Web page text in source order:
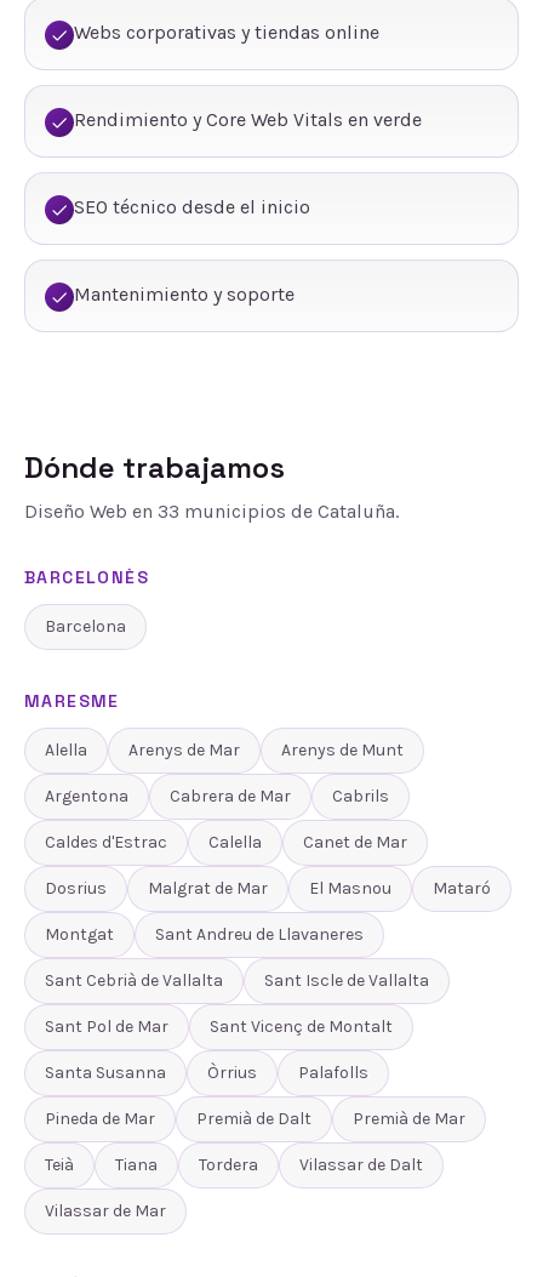
Webs corporativas y tiendas online
Rendimiento y Core Web Vitals en verde
SEO técnico desde el inicio
Mantenimiento y soporte
Dónde trabajamos
Diseño Web en 33 municipios de Cataluña.
BARCELONÈS
Barcelona
MARESME
Alella Arenys de Mar Arenys de Munt
Argentona Cabrera de Mar Cabrils
Caldes d'Estrac Calella Canet de Mar
Dosrius Malgrat de Mar El Masnou Mataró
Montgat Sant Andreu de Llavaneres
Sant Cebrià de Vallalta Sant Iscle de Vallalta
Sant Pol de Mar Sant Vicenç de Montalt
Santa Susanna Òrrius Palafolls
Pineda de Mar Premià de Dalt Premià de Mar
Teià Tiana Tordera Vilassar de Dalt
Vilassar de Mar